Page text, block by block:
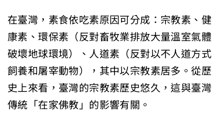
在臺灣，素食依吃素原因可分成：宗教素、健
康素、環保素（反對畜牧業排放大量溫室氣體
破壞地球環境）、人道素（反對以不人道方式
飼養和屠宰動物），其中以宗教素居多。從歷
史上來看，臺灣的宗教素歷史悠久，這與臺灣
傳統「在家佛教」的影響有關。